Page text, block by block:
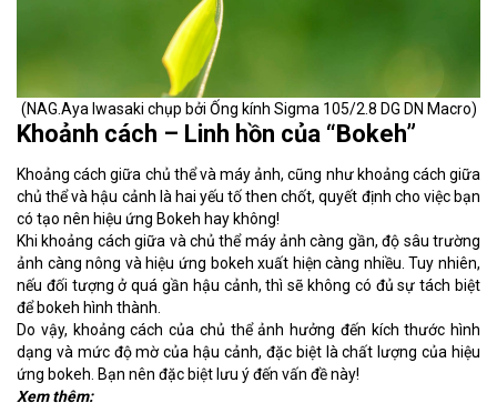
(NAG.Aya Iwasaki chụp bởi Ống kính Sigma 105/2.8 DG DN Macro)
Khoảnh cách – Linh hồn của “Bokeh”
Khoảng cách giữa chủ thể và máy ảnh, cũng như khoảng cách giữa
chủ thể và hậu cảnh là hai yếu tố then chốt, quyết định cho việc bạn
có tạo nên hiệu ứng Bokeh hay không!
Khi khoảng cách giữa và chủ thể máy ảnh càng gần, độ sâu trường
ảnh càng nông và hiệu ứng bokeh xuất hiện càng nhiều. Tuy nhiên,
nếu đối tượng ở quá gần hậu cảnh, thì sẽ không có đủ sự tách biệt
để bokeh hình thành.
Do vậy, khoảng cách của chủ thể ảnh hưởng đến kích thước hình
dạng và mức độ mờ của hậu cảnh, đặc biệt là chất lượng của hiệu
ứng bokeh. Bạn nên đặc biệt lưu ý đến vấn đề này!
Xem thêm: